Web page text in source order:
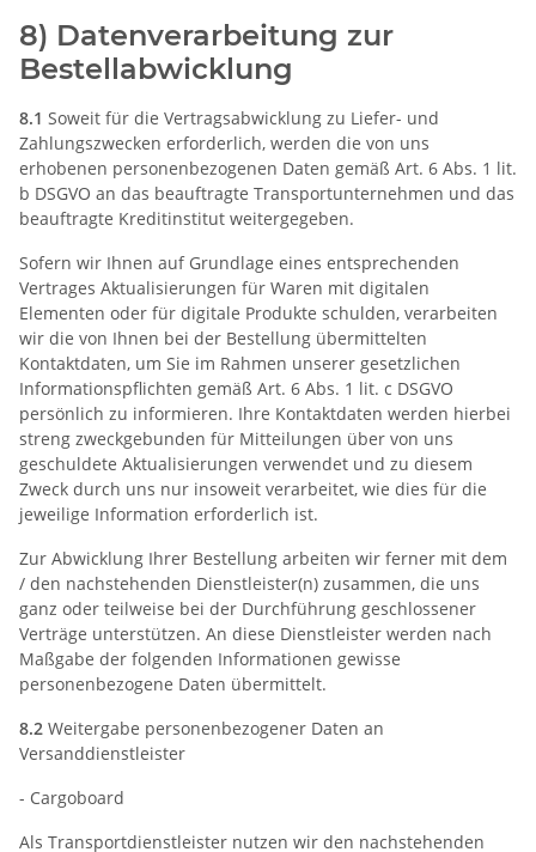
8) Datenverarbeitung zur
Bestellabwicklung
8.1 Soweit für die Vertragsabwicklung zu Liefer- und
Zahlungszwecken erforderlich, werden die von uns
erhobenen personenbezogenen Daten gemäß Art. 6 Abs. 1 lit.
b DSGVO an das beauftragte Transportunternehmen und das
beauftragte Kreditinstitut weitergegeben.
Sofern wir Ihnen auf Grundlage eines entsprechenden
Vertrages Aktualisierungen für Waren mit digitalen
Elementen oder für digitale Produkte schulden, verarbeiten
wir die von Ihnen bei der Bestellung übermittelten
Kontaktdaten, um Sie im Rahmen unserer gesetzlichen
Informationspflichten gemäß Art. 6 Abs. 1 lit. c DSGVO
persönlich zu informieren. Ihre Kontaktdaten werden hierbei
streng zweckgebunden für Mitteilungen über von uns
geschuldete Aktualisierungen verwendet und zu diesem
Zweck durch uns nur insoweit verarbeitet, wie dies für die
jeweilige Information erforderlich ist.
Zur Abwicklung Ihrer Bestellung arbeiten wir ferner mit dem
/ den nachstehenden Dienstleister(n) zusammen, die uns
ganz oder teilweise bei der Durchführung geschlossener
Verträge unterstützen. An diese Dienstleister werden nach
Maßgabe der folgenden Informationen gewisse
personenbezogene Daten übermittelt.
8.2 Weitergabe personenbezogener Daten an
Versanddienstleister
- Cargoboard
Als Transportdienstleister nutzen wir den nachstehenden